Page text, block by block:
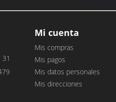
Mi cuenta
Mis compras
Mis pagos
Mis datos personales
Mis direcciones